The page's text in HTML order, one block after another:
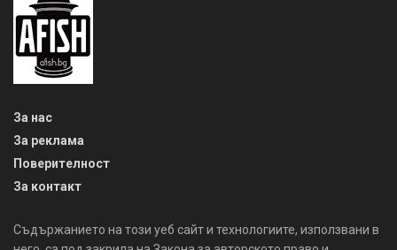
За нас
За реклама
Поверителност
За контакт
Съдържанието на този уеб сайт и технологиите, използвани в